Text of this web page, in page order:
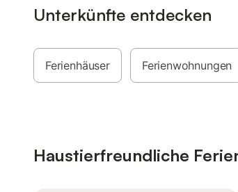
Unterkünfte entdecken
Ferienhäuser Ferienwohnungen
Haustierfreundliche